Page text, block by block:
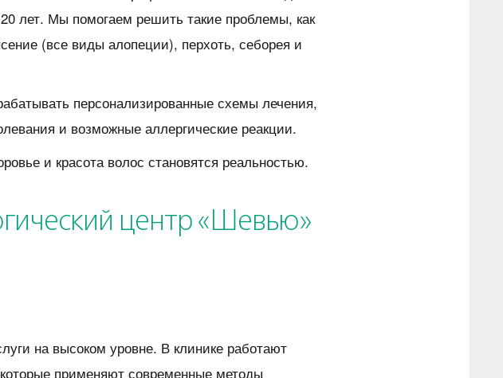
лет. Мы помогаем решить такие проблемы, как
(все виды алопеции), перхоть, себорея и
персонализированные схемы лечения,
и возможные аллергические реакции.
и красота волос становятся реальностью.
центр «Шевью»
на высоком уровне. В клинике работают
применяют современные методы